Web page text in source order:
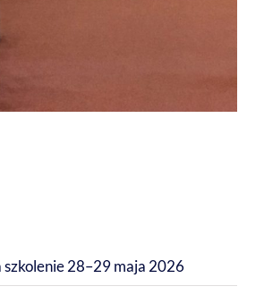
szkolenie 28–29 maja 2026